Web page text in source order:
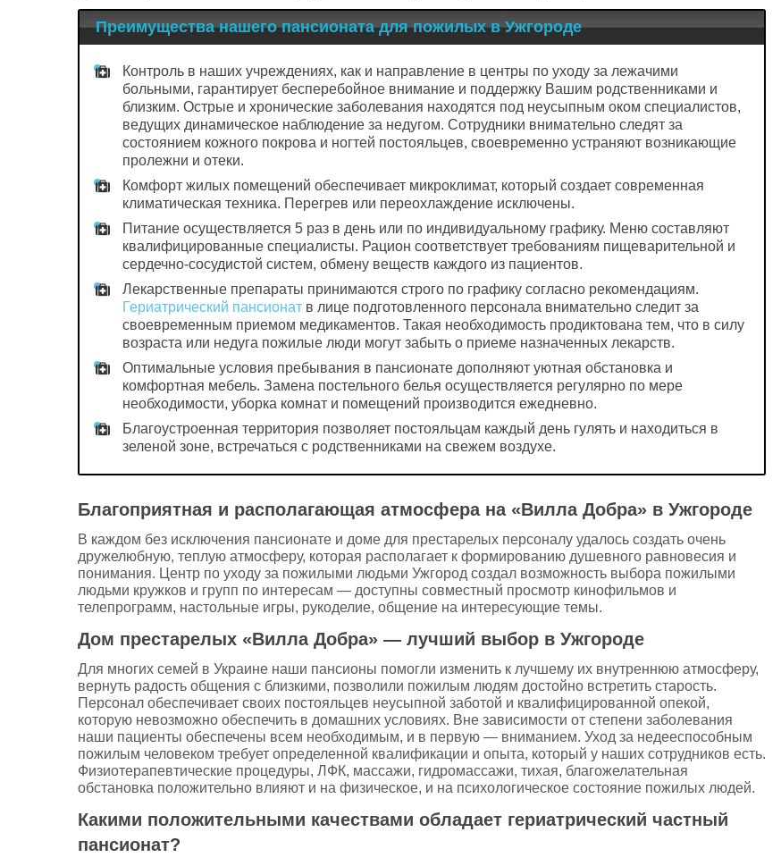
Преимущества нашего пансионата для пожилых в Ужгороде
Контроль в наших учреждениях, как и направление в центры по уходу за лежачими
больными, гарантирует бесперебойное внимание и поддержку Вашим родственниками и
близким. Острые и хронические заболевания находятся под неусыпным оком специалистов,
ведущих динамическое наблюдение за недугом. Сотрудники внимательно следят за
состоянием кожного покрова и ногтей постояльцев, своевременно устраняют возникающие
пролежни и отеки.
Комфорт жилых помещений обеспечивает микроклимат, который создает современная
климатическая техника. Перегрев или переохлаждение исключены.
Питание осуществляется 5 раз в день или по индивидуальному графику. Меню составляют
квалифицированные специалисты. Рацион соответствует требованиям пищеварительной и
сердечно-сосудистой систем, обмену веществ каждого из пациентов.
Лекарственные препараты принимаются строго по графику согласно рекомендациям.
Гериатрический пансионат в лице подготовленного персонала внимательно следит за
своевременным приемом медикаментов. Такая необходимость продиктована тем, что в силу
возраста или недуга пожилые люди могут забыть о приеме назначенных лекарств.
Оптимальные условия пребывания в пансионате дополняют уютная обстановка и
комфортная мебель. Замена постельного белья осуществляется регулярно по мере
необходимости, уборка комнат и помещений производится ежедневно.
Благоустроенная территория позволяет постояльцам каждый день гулять и находиться в
зеленой зоне, встречаться с родственниками на свежем воздухе.
Благоприятная и располагающая атмосфера на «Вилла Добра» в Ужгороде
В каждом без исключения пансионате и доме для престарелых персоналу удалось создать очень
дружелюбную, теплую атмосферу, которая располагает к формированию душевного равновесия и
понимания. Центр по уходу за пожилыми людьми Ужгород создал возможность выбора пожилыми
людьми кружков и групп по интересам — доступны совместный просмотр кинофильмов и
телепрограмм, настольные игры, рукоделие, общение на интересующие темы.
Дом престарелых «Вилла Добра» — лучший выбор в Ужгороде
Для многих семей в Украине наши пансионы помогли изменить к лучшему их внутреннюю атмосферу,
вернуть радость общения с близкими, позволили пожилым людям достойно встретить старость.
Персонал обеспечивает своих постояльцев неусыпной заботой и квалифицированной опекой,
которую невозможно обеспечить в домашних условиях. Вне зависимости от степени заболевания
наши пациенты обеспечены всем необходимым, и в первую — вниманием. Уход за недееспособным
пожилым человеком требует определенной квалификации и опыта, который у наших сотрудников есть.
Физиотерапевтические процедуры, ЛФК, массажи, гидромассажи, тихая, благожелательная
обстановка положительно влияют и на физическое, и на психологическое состояние пожилых людей.
Какими положительными качествами обладает гериатрический частный
пансионат?